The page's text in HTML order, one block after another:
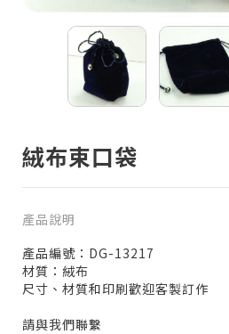
絨布束口袋
產品說明
產品編號：DG-13217
材質：絨布
尺寸、材質和印刷歡迎客製訂作
請與我們聯繫